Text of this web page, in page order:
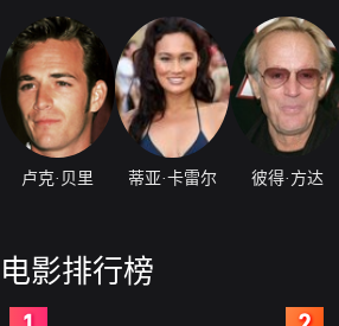
卢克·贝里 蒂亚·卡雷尔 彼得·方达
电影排行榜